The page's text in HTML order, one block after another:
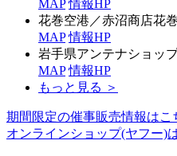
MAP 情報HP
花巻空港／赤沼商店花
MAP 情報HP
岩手県アンテナショッ
MAP 情報HP
もっと見る ＞
期間限定の催事販売情報はこ
オンラインショップ(ヤフー)